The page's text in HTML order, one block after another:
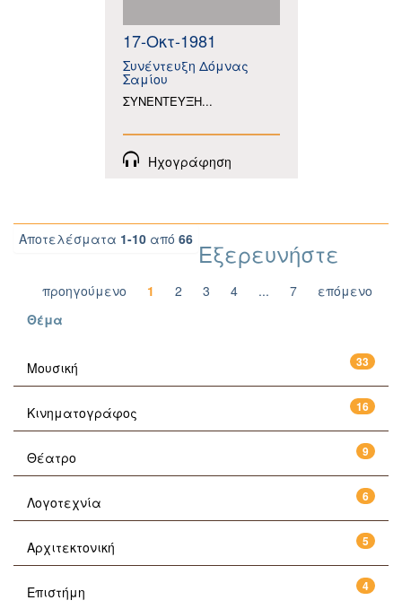
17-Οκτ-1981
Συνέντευξη Δόμνας
Σαμίου
ΣΥΝΕΝΤΕΥΞΗ...
Ηχογράφηση
Αποτελέσματα 1-10 από 66
προηγούμενο 1 2 3 4 ... 7 επόμενο
Εξερευνήστε
Θέμα
33
Μουσική
16
Κινηματογράφος
9
Θέατρο
6
Λογοτεχνία
5
Αρχιτεκτονική
4
Επιστήμη